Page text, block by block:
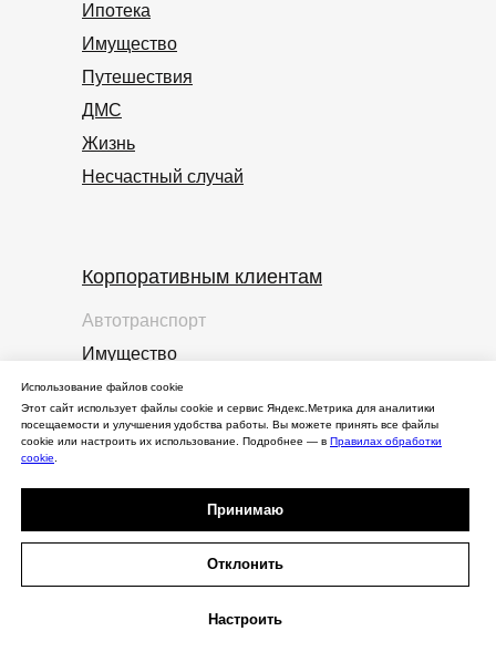
Корпоративным клиентам
Автотранспорт
Имущество
ДМС
Несчастный случай
Ипотека
Имущество
Путешествия
ДМС
Жизнь
Несчастный случай
Ответственность
Грузы
монтажные риски
Использование файлов cookie
Этот сайт использует файлы cookie и сервис Яндекс.Метрика для аналитики
посещаемости и улучшения удобства работы. Вы можете принять все файлы
cookie или настроить их использование. Подробнее — в Правилах обработки
cookie
Принимаю
Отклонить
Настроить